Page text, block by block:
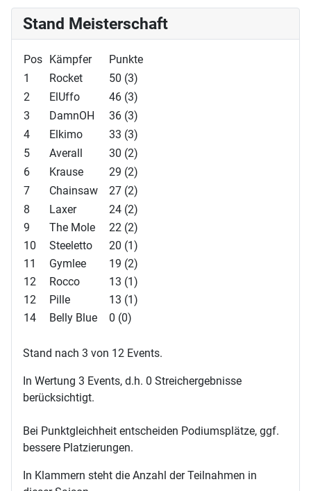
Stand Meisterschaft
Pos Kämpfer
Punkte
1
Rocket
50 (3)
2
ElUffo
46 (3)
3
DamnOH
36 (3)
4
Elkimo
33 (3)
5
Averall
30 (2)
6
Krause
29 (2)
7
Chainsaw
27 (2)
8
Laxer
24 (2)
9
The Mole
22 (2)
10
Steeletto
20 (1)
11
Gymlee
19 (2)
12
Rocco
13 (1)
12
Pille
13 (1)
14
Belly Blue 0 (0)
Stand nach 3 von 12 Events.
In Wertung 3 Events, d.h. 0 Streichergebnisse
berücksichtigt.
Bei Punktgleichheit entscheiden Podiumsplätze, ggf.
bessere Platzierungen.
In Klammern steht die Anzahl der Teilnahmen in